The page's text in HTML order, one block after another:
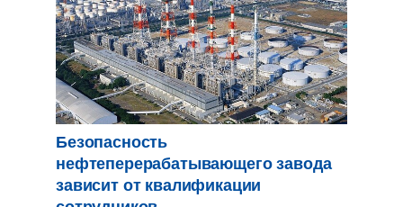
Безопасность
нефтеперерабатывающего завода
зависит от квалификации